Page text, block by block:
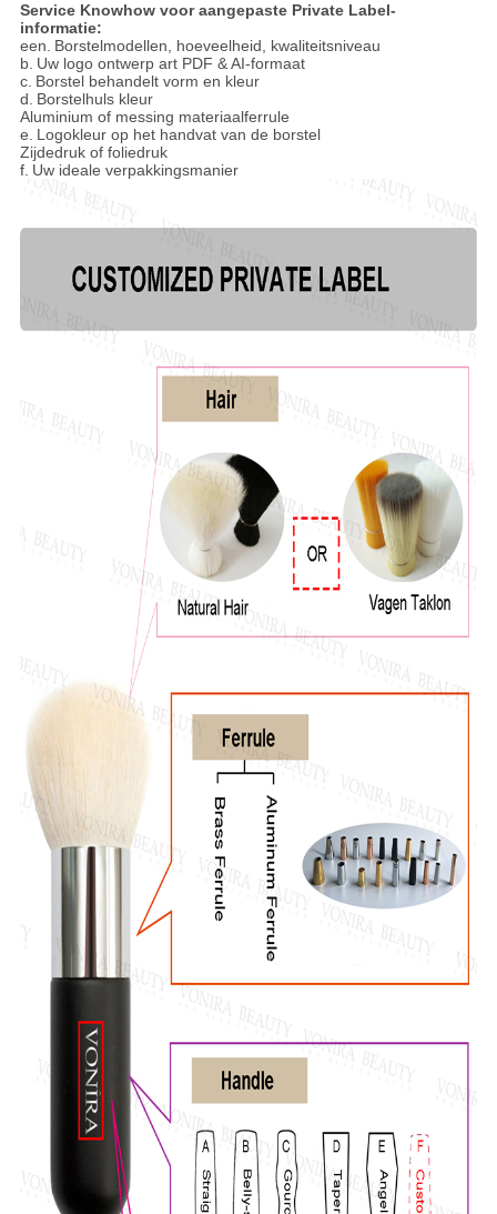
Service Knowhow voor aangepaste Private Label-
informatie:
een. Borstelmodellen, hoeveelheid, kwaliteitsniveau
b. Uw logo ontwerp art PDF & AI-formaat
c. Borstel behandelt vorm en kleur
d. Borstelhuls kleur
Aluminium of messing materiaalferrule
e. Logokleur op het handvat van de borstel
Zijdedruk of foliedruk
f. Uw ideale verpakkingsmanier